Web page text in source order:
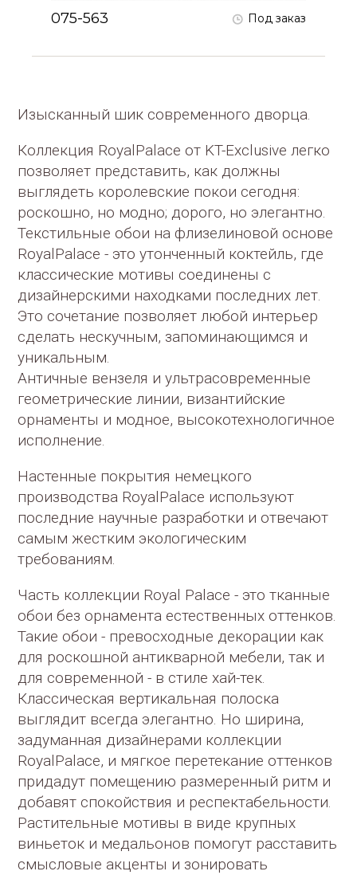
075-563 Под заказ
Изысканный шик современного дворца.
Коллекция RoyalPalace от KT-Exclusive легко
позволяет представить, как должны
выглядеть королевские покои сегодня:
роскошно, но модно; дорого, но элегантно.
Текстильные обои на флизелиновой основе
RoyalPalace - это утонченный коктейль, где
классические мотивы соединены с
дизайнерскими находками последних лет.
Это сочетание позволяет любой интерьер
сделать нескучным, запоминающимся и
уникальным.
Античные вензеля и ультрасовременные
геометрические линии, византийские
орнаменты и модное, высокотехнологичное
исполнение.
Настенные покрытия немецкого
производства RoyalPalace используют
последние научные разработки и отвечают
самым жестким экологическим
требованиям.
Часть коллекции Royal Palace - это тканные
обои без орнамента естественных оттенков.
Такие обои - превосходные декорации как
для роскошной антикварной мебели, так и
для современной - в стиле хай-тек.
Классическая вертикальная полоска
выглядит всегда элегантно. Но ширина,
задуманная дизайнерами коллекции
RoyalPalace, и мягкое перетекание оттенков
придадут помещению размеренный ритм и
добавят спокойствия и респектабельности.
Растительные мотивы в виде крупных
виньеток и медальонов помогут расставить
смысловые акценты и зонировать